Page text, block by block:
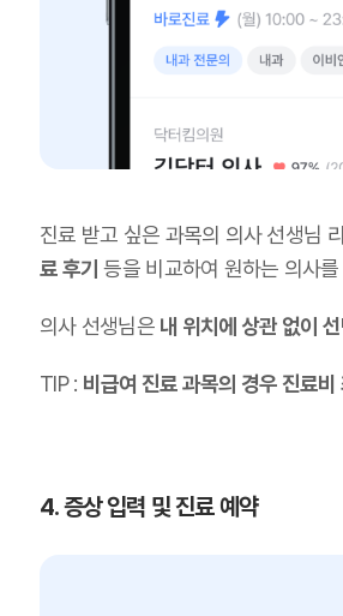
진료 받고 싶은 과목의 의사 선생님
료 후기 등을 비교하여 원하는 의사
의사 선생님은 내 위치에 상관 없이
TIP : 비급여 진료 과목의 경우 진료비
4. 증상 입력 및 진료 예약